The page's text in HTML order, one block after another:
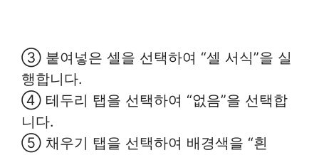
③ 붙여넣은 셀을 선택하여 “셀 서식”을 실
행합니다.
④ 테두리 탭을 선택하여 “없음”을 선택합
니다.
⑤ 채우기 탭을 선택하여 배경색을 “흰